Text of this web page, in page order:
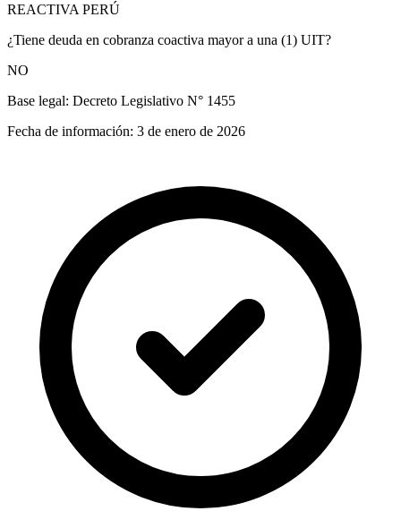
REACTIVA PERÚ
¿Tiene deuda en cobranza coactiva mayor a una (1) UIT?
NO
Base legal: Decreto Legislativo N° 1455
Fecha de información: 3 de enero de 2026